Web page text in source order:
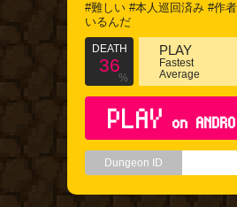
#難しい #本人巡回済み #作
いるんだ
DEATH
36
%
PLAY
Fastest
Average
PLAY on
Dungeon ID